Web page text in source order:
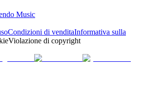
Music
Condizioni di venditaInformativa sulla
Violazione di copyright